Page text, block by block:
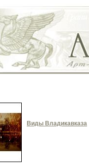
Виды Владикавказа